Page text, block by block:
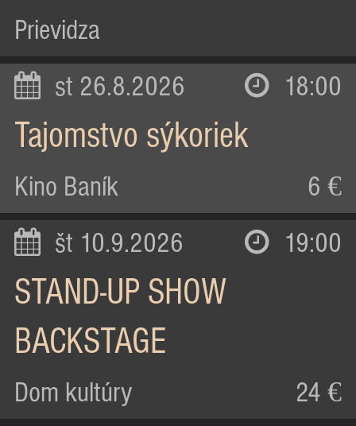
Prievidza
st 26.8.2026 18:00
Tajomstvo sýkoriek
Kino Baník 6 €
št 10.9.2026 19:00
STAND-UP SHOW
BACKSTAGE
Dom kultúry 24 €